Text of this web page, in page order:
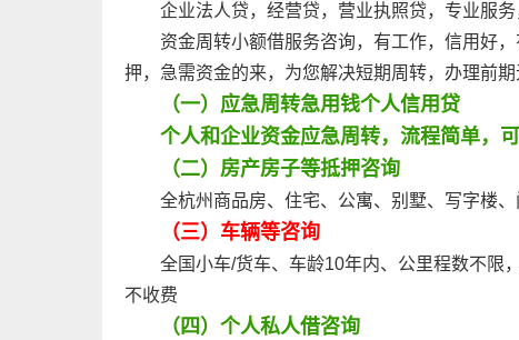
企业法人贷，经营贷，营业执照贷，专业服
资金周转小额借服务咨询，有工作，信用好
押，急需资金的来，为您解决短期周转，办理前期
（一）应急周转急用钱个人信用贷
个人和企业资金应急周转，流程简单，
（二）房产房子等抵押咨询
全杭州商品房、住宅、公寓、别墅、写字楼
（三）车辆等咨询
全国小车/货车、车龄10年内、公里程数不限
不收费
（四）个人私人借咨询